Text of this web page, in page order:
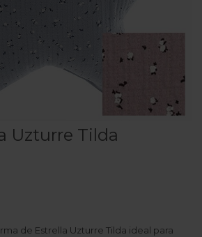
Uzturre Tilda
de Estrella Uzturre Tilda ideal para